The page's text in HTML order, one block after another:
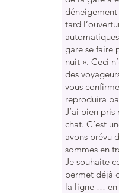
tard
gare se faire
nuit ». Ceci
des
vous
reproduira
J’ai bien
chat. C’est
avons prévu
sommes en
Je souhaite
permet déjà
la ligne … en